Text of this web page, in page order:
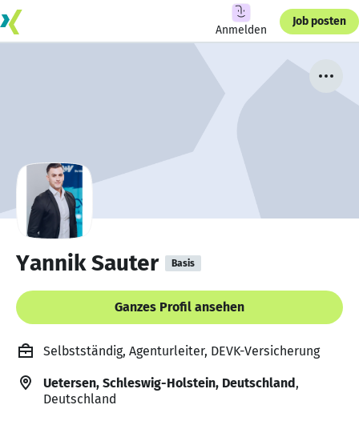
Anmelden
Job posten
Yannik Sauter Basis
Ganzes Profil ansehen
Selbstständig, Agenturleiter, DEVK-Versicherung
Uetersen, Schleswig-Holstein, Deutschland,
Deutschland